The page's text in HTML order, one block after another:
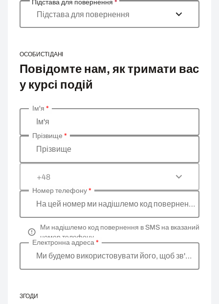
Підстава для повернення *
Підстава для повернення
ОСОБИСТІ ДАНІ
Повідомте нам, як тримати вас
у курсі подій
Введіть ваші особисті дані
Ім'я
Ім'я *
Прізвище
Прізвище *
+48
На цей номер ми надішлемо код повернення
Номер телефону*
Ми надішлемо код повернення в SMS на вказаний
номер телефону
Ми будемо використовувати його, щоб зв'язатися
Електронна адреса*
ЗГОДИ